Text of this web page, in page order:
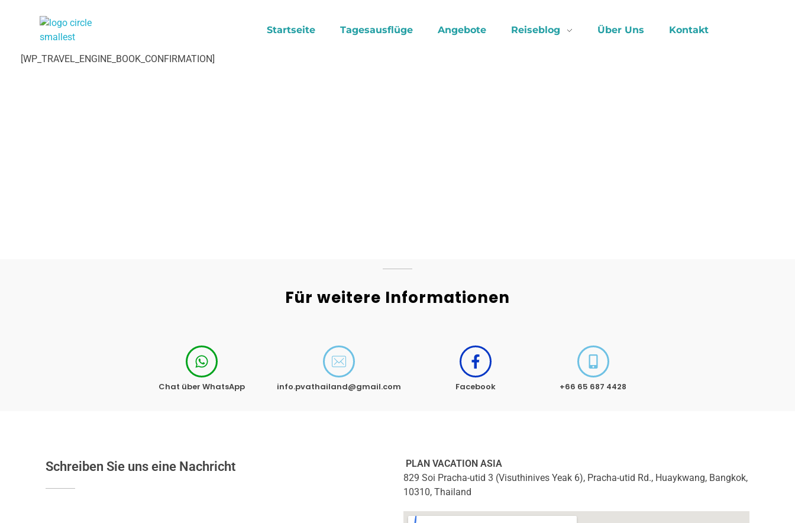
Reiseplanung mit Sicherheit und Erlebnis
Startseite Tagesausflüge Angebote Reiseblog Über Uns Kontakt
[WP_TRAVEL_ENGINE_BOOK_CONFIRMATION]
Für weitere Informationen
Chat über WhatsApp info.pvathailand@gmail.com Facebook +66 65 687 4428
Schreiben Sie uns eine Nachricht
PLAN VACATION ASIA
829 Soi Pracha-utid 3 (Visuthinives Yeak 6), Pracha-utid Rd., Huaykwang, Bangkok,
10310, Thailand